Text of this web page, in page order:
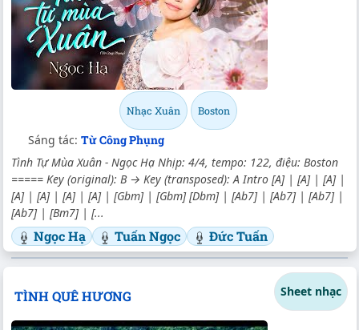
Nhạc Xuân Boston
Sáng tác: Từ Công Phụng
Tình Tự Mùa Xuân - Ngọc Hạ Nhịp: 4/4, tempo: 122, điệu: Boston
===== Key (original): B → Key (transposed): A Intro [A] | [A] | [A] |
[A] | [A] | [A] | [A] | [Gbm] | [Gbm] [Dbm] | [Ab7] | [Ab7] | [Ab7] |
[Ab7] | [Bm7] | [...
Ngọc Hạ Tuấn Ngọc Đức Tuấn
TÌNH QUÊ HƯƠNG Sheet nhạc